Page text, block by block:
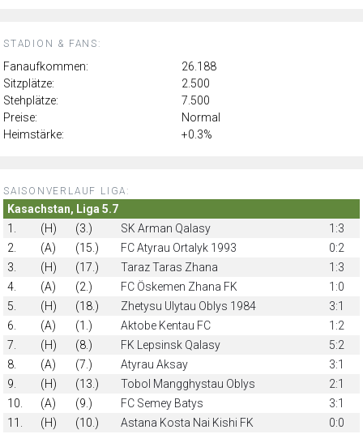
STADION & FANS:
Fanaufkommen:
26.188
Sitzplätze:
2.500
Stehplätze:
7.500
Preise:
Normal
Heimstärke:
+0.3%
SAISONVERLAUF LIGA:
Kasachstan, Liga 5.7
1.
(H) (3.) SK Arman Qalasy
1:3
2.
(A) (15.) FC Atyrau Ortalyk 1993
0:2
3.
(H) (17.) Taraz Taras Zhana
1:3
4.
(A) (2.) FC Öskemen Zhana FK
1:0
5.
(H) (18.) Zhetysu Ulytau Oblys 1984
3:1
6.
(A) (1.) Aktobe Kentau FC
1:2
7.
(H) (8.) FK Lepsinsk Qalasy
5:2
8.
(A) (7.) Atyrau Aksay
3:1
9.
(H) (13.) Tobol Mangghystau Oblys
2:1
10.
(A) (9.) FC Semey Batys
3:1
11.
(H) (10.) Astana Kosta Nai Kishi FK
0:0